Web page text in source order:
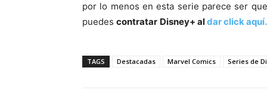
por lo menos en esta serie parece ser
puedes contratar Disney+ aldar click aquí.
TAGS Destacadas Marvel Comics Series de